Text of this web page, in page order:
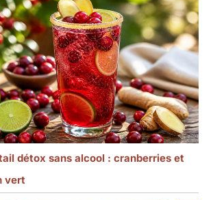
détox sans alcool : cranberries et
vert